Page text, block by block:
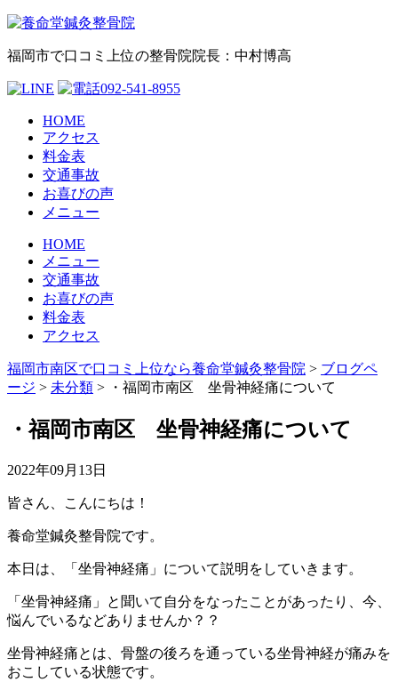
福岡市で口コミ上位の整骨院院長：中村博高
HOME
アクセス
料金表
交通事故
お喜びの声
メニュー
HOME
メニュー
交通事故
お喜びの声
料金表
アクセス
福岡市南区で口コミ上位なら養命堂鍼灸整骨院 > ブログペ
ージ > 未分類 > ・福岡市南区 坐骨神経痛について
・福岡市南区 坐骨神経痛について
2022年09月13日
皆さん、こんにちは！
養命堂鍼灸整骨院です。
本日は、「坐骨神経痛」について説明をしていきます。
「坐骨神経痛」と聞いて自分をなったことがあったり、今、
悩んでいるなどありませんか？？
坐骨神経痛とは、骨盤の後ろを通っている坐骨神経が痛みを
おこしている状態です。